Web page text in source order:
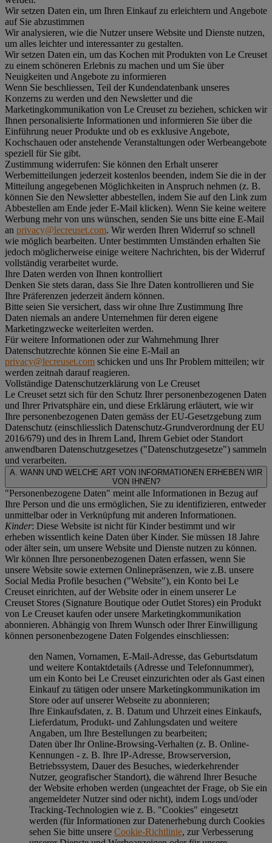
Wir setzen Daten ein, um Ihren Einkauf zu erleichtern und Angebote
auf Sie abzustimmen
Wir analysieren, wie die Nutzer unsere Website und Dienste nutzen,
um alles leichter und interessanter zu gestalten.
Wir setzen Daten ein, um das Kochen mit Produkten von Le Creuset
zu einem schöneren Erlebnis zu machen und um Sie über
Neuigkeiten und Angebote zu informieren
Wenn Sie beschliessen, Teil der Kundendatenbank unseres
Konzerns zu werden und den Newsletter und die
Marketingkommunikation von Le Creuset zu beziehen, schicken wir
Ihnen personalisierte Informationen und informieren Sie über die
Einführung neuer Produkte und ob es exklusive Angebote,
Kochschauen oder anstehende Veranstaltungen oder Werbeangebote
speziell für Sie gibt.
Zustimmung widerrufen: Sie können den Erhalt unserer
Werbemitteilungen jederzeit kostenlos beenden, indem Sie die in der
Mitteilung angegebenen Möglichkeiten in Anspruch nehmen (z. B.
können Sie den Newsletter abbestellen, indem Sie auf den Link zum
Abbestellen am Ende jeder E-Mail klicken). Wenn Sie keine weitere
Werbung mehr von uns wünschen, senden Sie uns bitte eine E-Mail
an privacy@lecreuset.com. Wir werden Ihren Widerruf so schnell
wie möglich bearbeiten. Unter bestimmten Umständen erhalten Sie
jedoch möglicherweise einige weitere Nachrichten, bis der Widerruf
vollständig verarbeitet wurde.
Ihre Daten werden von Ihnen kontrolliert
Denken Sie stets daran, dass Sie Ihre Daten kontrollieren und Sie
Ihre Präferenzen jederzeit ändern können.
Bitte seien Sie versichert, dass wir ohne Ihre Zustimmung Ihre
Daten niemals an andere Unternehmen für deren eigene
Marketingzwecke weiterleiten werden.
Für weitere Informationen oder zur Wahrnehmung Ihrer
Datenschutzrechte können Sie eine E-Mail an
privacy@lecreuset.com schicken und uns Ihr Problem mitteilen; wir
werden zeitnah darauf reagieren.
Vollständige Datenschutzerklärung von Le Creuset
Le Creuset setzt sich für den Schutz Ihrer personenbezogenen Daten
und Ihrer Privatsphäre ein, und diese Erklärung erläutert, wie wir
Ihre personenbezogenen Daten gemäss der EU-Gesetzgebung zum
Datenschutz (einschliesslich Datenschutz-Grundverordnung der EU
2016/679) und des in Ihrem Land, Ihrem Gebiet oder Standort
anwendbaren Datenschutzgesetzes ("Datenschutzgesetze") sammeln
und verarbeiten.
A. WANN UND WELCHE ART VON INFORMATIONEN ERHEBEN WIR
VON IHNEN?
"Personenbezogene Daten" meint alle Informationen in Bezug auf
Ihre Person und die uns ermöglichen, Sie zu identifizieren, entweder
unmittelbar oder in Verknüpfung mit anderen Informationen.
Kinder: Diese Website ist nicht für Kinder bestimmt und wir
erheben wissentlich keine Daten über Kinder. Sie müssen 18 Jahre
oder älter sein, um unsere Website und Dienste nutzen zu können.
Wir können Ihre personenbezogenen Daten erfassen, wenn Sie
unsere Website sowie externen Onlinepräsenzen, wie z.B. unsere
Social Media Profile besuchen ("Website"), ein Konto bei Le
Creuset einrichten, auf der Website oder in einem unserer Le
Creuset Stores (Signature Boutique oder Outlet Stores) ein Produkt
von Le Creuset kaufen oder unsere Marketingkommunikation
abonnieren. Abhängig von Ihrem Wunsch oder Ihrer Einwilligung
können personenbezogene Daten Folgendes einschliessen:
den Namen, Vornamen, E-Mail-Adresse, das Geburtsdatum
und weitere Kontaktdetails (Adresse und Telefonnummer),
um ein Konto bei Le Creuset einzurichten oder als Gast einen
Einkauf zu tätigen oder unsere Marketingkommunikation im
Store oder auf unserer Webseite zu abonnieren;
Ihre Einkaufsdaten, z. B. Datum und Uhrzeit eines Einkaufs,
Lieferdatum, Produkt- und Zahlungsdaten und weitere
Angaben, um Ihre Bestellungen zu bearbeiten;
Daten über Ihr Online-Browsing-Verhalten (z. B. Online-
Kennungen - z. B. Ihre IP-Adresse, Browserversion,
Betriebssystem, Dauer des Besuches, wiederkehrender
Nutzer, geografischer Standort), die während Ihrer Besuche
der Website erhoben werden (ungeachtet der Frage, ob Sie ein
angemeldeter Nutzer sind oder nicht), indem Logs und/oder
Tracking-Technologien wie z. B. "Cookies" eingesetzt
werden (für Informationen zur Datenerhebung durch Cookies
sehen Sie bitte unsere Cookie-Richtlinie, zur Verbesserung